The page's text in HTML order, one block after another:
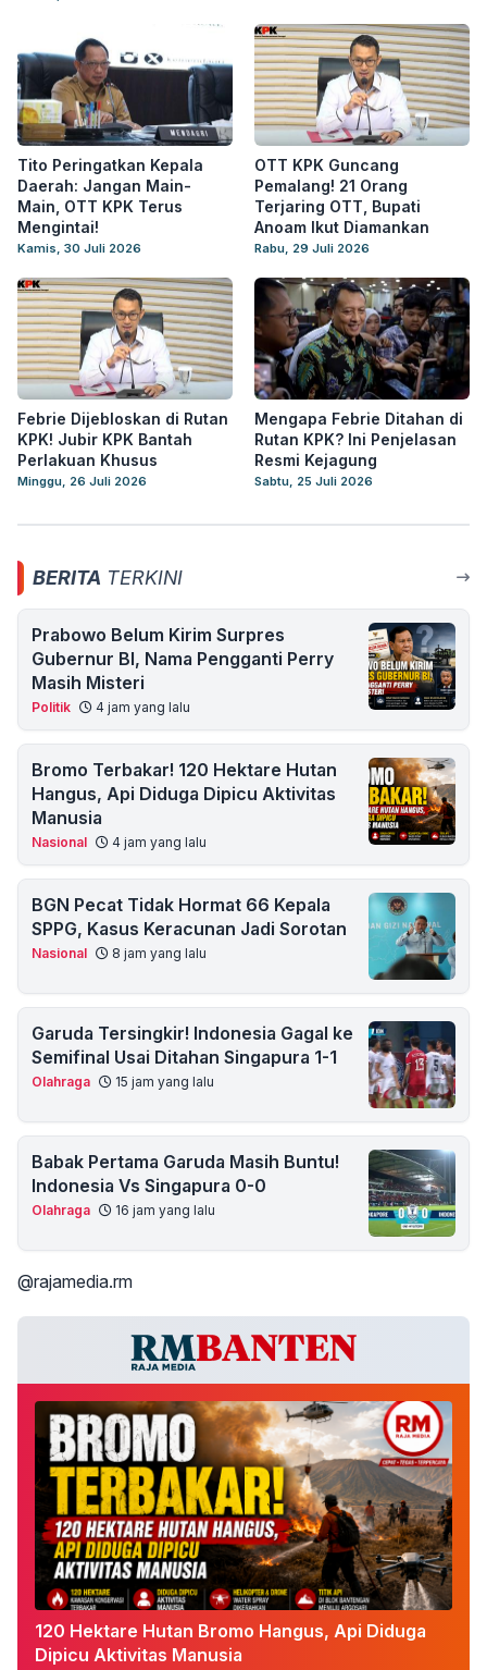
Tito Peringatkan Kepala
Daerah: Jangan Main-
Main, OTT KPK Terus
Mengintai!
Kamis, 30 Juli 2026
OTT KPK Guncang
Pemalang! 21 Orang
Terjaring OTT, Bupati
Anoam Ikut Diamankan
Rabu, 29 Juli 2026
Febrie Dijebloskan di Rutan
KPK! Jubir KPK Bantah
Perlakuan Khusus
Minggu, 26 Juli 2026
Mengapa Febrie Ditahan di
Rutan KPK? Ini Penjelasan
Resmi Kejagung
Sabtu, 25 Juli 2026
BERITA TERKINI
Prabowo Belum Kirim Surpres
Gubernur BI, Nama Pengganti Perry
Masih Misteri
Politik 4 jam yang lalu
Bromo Terbakar! 120 Hektare Hutan
Hangus, Api Diduga Dipicu Aktivitas
Manusia
Nasional 4 jam yang lalu
BGN Pecat Tidak Hormat 66 Kepala
SPPG, Kasus Keracunan Jadi Sorotan
Nasional 8 jam yang lalu
Garuda Tersingkir! Indonesia Gagal ke
Semifinal Usai Ditahan Singapura 1-1
Olahraga 15 jam yang lalu
Babak Pertama Garuda Masih Buntu!
Indonesia Vs Singapura 0-0
Olahraga 16 jam yang lalu
@rajamedia.rm
120 Hektare Hutan Bromo Hangus, Api Diduga
Dipicu Aktivitas Manusia